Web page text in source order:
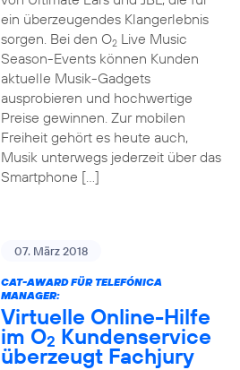
ein überzeugendes Klangerlebnis
sorgen. Bei den O2Live Music
Season-Events können Kunden
aktuelle Musik-Gadgets
ausprobieren und hochwertige
Preise gewinnen. Zur mobilen
Freiheit gehört es heute auch,
Musik unterwegs jederzeit über das
Smartphone […]
07. März 2018
CAT-AWARD FÜR TELEFÓNICA
MANAGER:
Virtuelle Online-Hilfe
im O2 Kundenservice
überzeugt Fachjury